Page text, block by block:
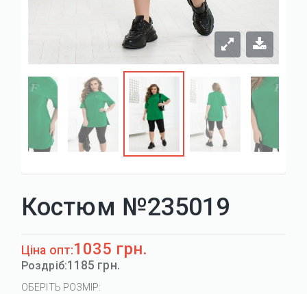
Костюм №235019
Ціна опт:1035 грн.
Роздріб:1185 грн.
ОБЕРІТЬ РОЗМІР: